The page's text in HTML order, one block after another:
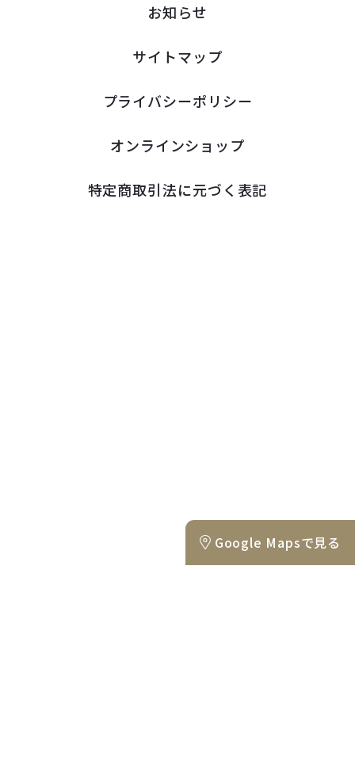
お知らせ
サイトマップ
プライバシーポリシー
オンラインショップ
特定商取引法に元づく表記
Google Mapsで見る